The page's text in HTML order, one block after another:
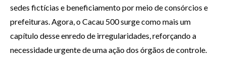
sedes fictícias e beneficiamento por meio de consórcios e
prefeituras. Agora, o Cacau 500 surge como mais um
capítulo desse enredo de irregularidades, reforçando a
necessidade urgente de uma ação dos órgãos de controle.